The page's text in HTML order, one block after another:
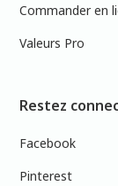
Commander en
Valeurs Pro
Restez
Facebook
Pinterest